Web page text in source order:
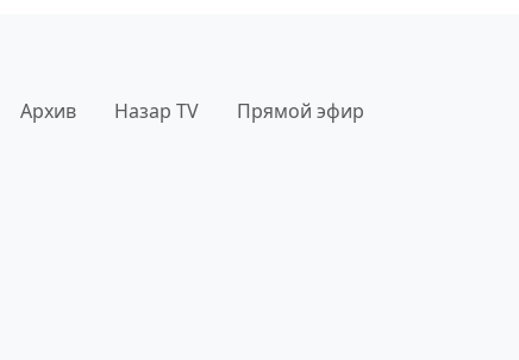
Архив Назар TV Прямой эфир